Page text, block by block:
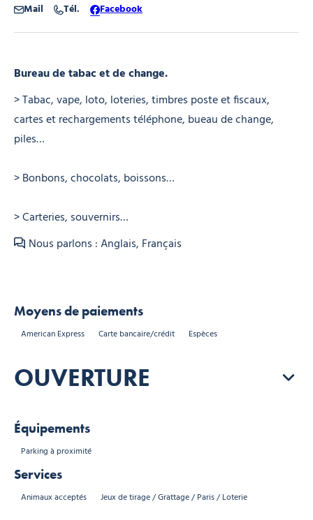
Bureau de tabac et de change.
> Tabac, vape, loto, loteries, timbres poste et fiscaux,
cartes et rechargements téléphone, bueau de change,
piles…
> Bonbons, chocolats, boissons…
> Carteries, souvernirs…
Nous parlons : Anglais, Français
Moyens de paiements
American Express Carte bancaire/crédit Espèces
OUVERTURE
Équipements
Parking à proximité
Services
Animaux acceptés Jeux de tirage / Grattage / Paris / Loterie
Mail Tél. Facebook